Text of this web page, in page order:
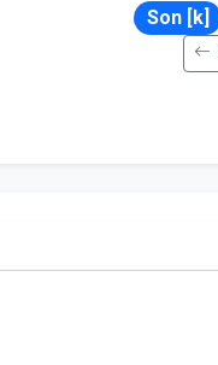
Son [k]